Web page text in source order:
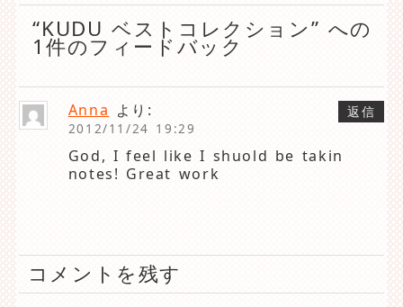
“KUDU ベストコレクション” への
1件のフィードバック
Anna より:
2012/11/24 19:29
God, I feel like I shuold be takin
notes! Great work
返信
コメントを残す